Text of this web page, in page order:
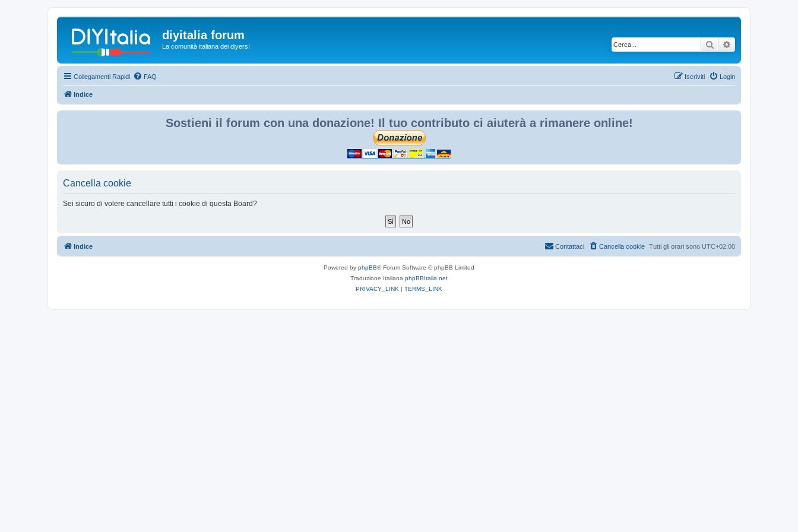
diyitalia forum
La comunità italiana dei diyers! Cerca
Collegamenti Rapidi FAQ Login
Iscriviti
Indice
Sostieni il forum con una donazione! Il tuo contributo ci aiuterà a rimanere online!
Cancella cookie
Sei sicuro di volere cancellare tutti i cookie di questa Board?
Indice Tutti gli orari sono UTC+02:00
Cancella cookie
Contattaci
Powered by phpBB® Forum Software © phpBB Limited
Traduzione Italiana phpBBItalia.net
PRIVACY_LINK | TERMS_LINK